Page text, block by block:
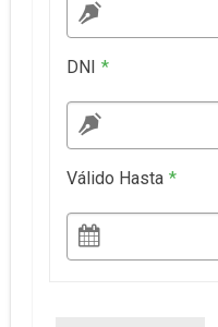
DNI *
Válido Hasta *